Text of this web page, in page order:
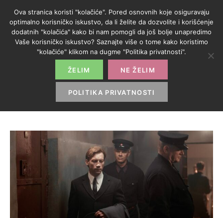
OZNAKA:
DRUŠTVO
DRUŠTVO
Ova stranica koristi "kolačiće". Pored osnovnih koje osiguravaju
optimalno korisničko iskustvo, da li želite da dozvolite i korišćenje
dodatnih "kolačića" kako bi nam pomogli da još bolje unapredimo
Vaše korisničko iskustvo? Saznajte više o tome kako koristimo
"kolačiće" klikom na dugme "Politika privatnosti".
ŽELIM NE ŽELIM
POLITIKA PRIVATNOSTI